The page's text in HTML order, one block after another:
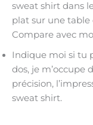
sweat shirt dans
plat sur une table
Compare avec
Indique moi si tu
dos, je m’occupe
précision,
sweat shirt.